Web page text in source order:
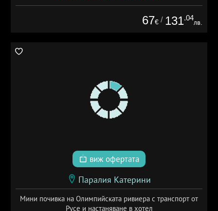
67€ / 131.04
лв.
виж офертата
Паралия Катерини
Мини почивка на Олимпийската ривиера с транспорт от
Русе и настаняване в хотел